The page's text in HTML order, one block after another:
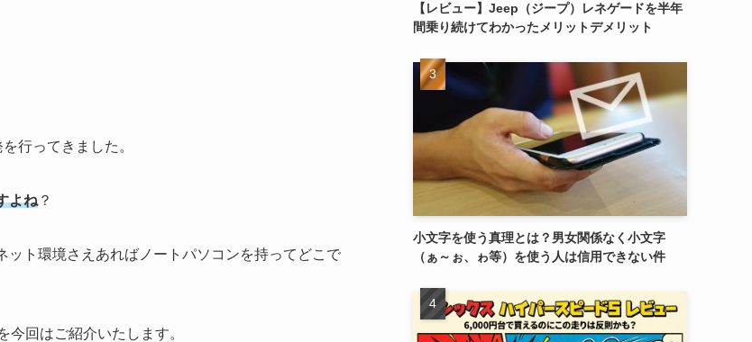
行ってきました。
よね ？
ト環境さえあればノートパソコンを持ってどこで
今回はご紹介いたします。
【レビュー】Jeep（ジープ）レネゲードを半年
間乗り続けてわかったメリットデメリット
小文字を使う真理とは？男女関係なく小文字
（ぁ～ぉ、ゎ等）を使う人は信用できない件